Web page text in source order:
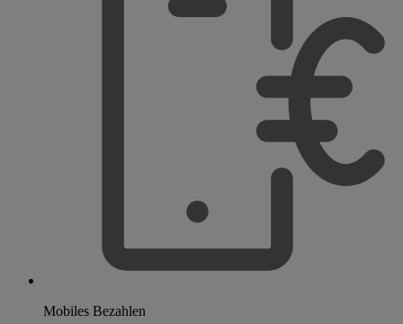
Mobiles Bezahlen